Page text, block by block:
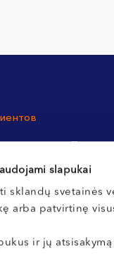
slapukai
sklandų svetainės
arba patvirtinę
ir jų